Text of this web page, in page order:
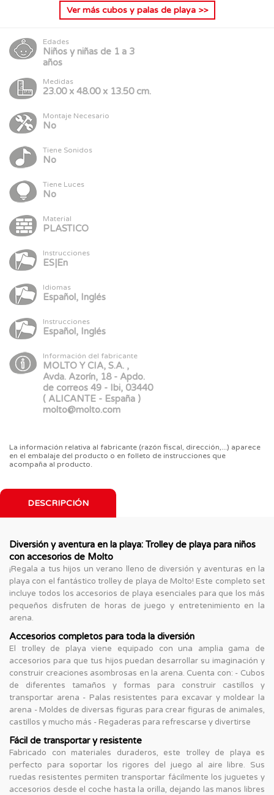
Ver más cubos y palas de playa>>
Edades
Niños y niñas de 1 a 3
años
Medidas
23.00 x 48.00 x 13.50 cm.
Montaje Necesario
No
Tiene Sonidos
No
Tiene Luces
No
Material
PLASTICO
Instrucciones
ES|En
Idiomas
Español, Inglés
Instrucciones
Español, Inglés
Información del fabricante
MOLTO Y CIA, S.A. ,
Avda. Azorín, 18 - Apdo.
de correos 49 - Ibi, 03440
( ALICANTE - España )
molto@molto.com
La información relativa al fabricante (razón fiscal, dirección,...) aparece
en el embalaje del producto o en folleto de instrucciones que
acompaña al producto.
DESCRIPCIÓN
Diversión y aventura en la playa: Trolley de playa para niños
con accesorios de Molto
¡Regala a tus hijos un verano lleno de diversión y aventuras en la
playa con el fantástico trolley de playa de Molto! Este completo set
incluye todos los accesorios de playa esenciales para que los más
pequeños disfruten de horas de juego y entretenimiento en la
arena.
Accesorios completos para toda la diversión
El trolley de playa viene equipado con una amplia gama de
accesorios para que tus hijos puedan desarrollar su imaginación y
construir creaciones asombrosas en la arena. Cuenta con: - Cubos
de diferentes tamaños y formas para construir castillos y
transportar arena - Palas resistentes para excavar y moldear la
arena - Moldes de diversas figuras para crear figuras de animales,
castillos y mucho más - Regaderas para refrescarse y divertirse
Fácil de transportar y resistente
Fabricado con materiales duraderos, este trolley de playa es
perfecto para soportar los rigores del juego al aire libre. Sus
ruedas resistentes permiten transportar fácilmente los juguetes y
accesorios desde el coche hasta la orilla, dejando las manos libres